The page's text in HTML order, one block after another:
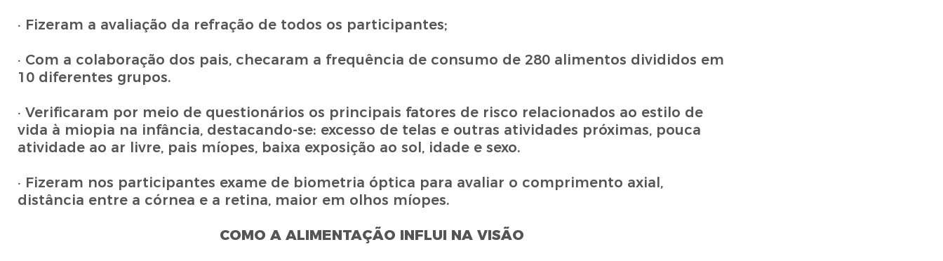
· Fizeram a avaliação da refração de todos os participantes;
· Com a colaboração dos pais, checaram a frequência de consumo de 280 alimentos divididos em
10 diferentes grupos.
· Verificaram por meio de questionários os principais fatores de risco relacionados ao estilo de
vida à miopia na infância, destacando-se: excesso de telas e outras atividades próximas, pouca
atividade ao ar livre, pais míopes, baixa exposição ao sol, idade e sexo.
· Fizeram nos participantes exame de biometria óptica para avaliar o comprimento axial,
distância entre a córnea e a retina, maior em olhos míopes.
COMO A ALIMENTAÇÃO INFLUI NA VISÃO